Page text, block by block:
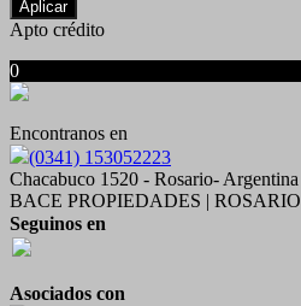
Aplicar
Apto crédito
0
Encontranos en
(0341) 153052223
Chacabuco 1520 - Rosario- Argentina
BACE PROPIEDADES | ROSARIO
Seguinos en
Asociados con